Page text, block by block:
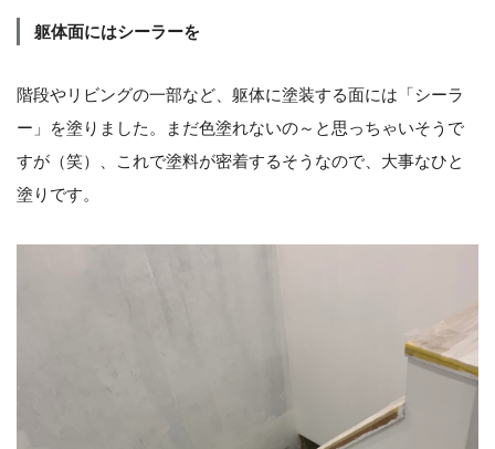
躯体面にはシーラーを
階段やリビングの一部など、躯体に塗装する面には「シーラ
ー」を塗りました。まだ色塗れないの～と思っちゃいそうで
すが（笑）、これで塗料が密着するそうなので、大事なひと
塗りです。